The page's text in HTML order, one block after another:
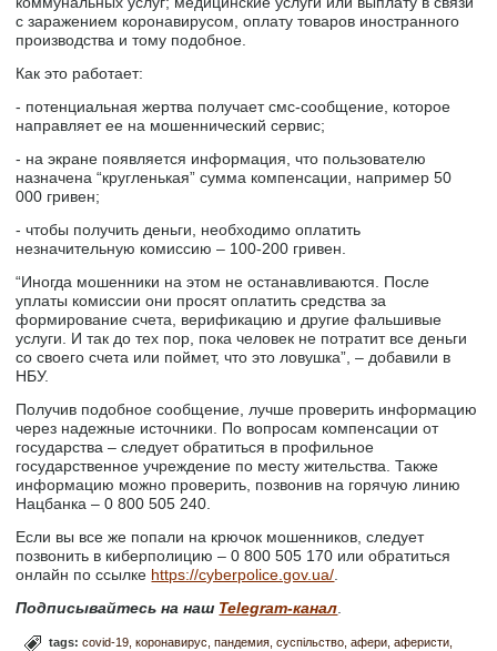
с заражением коронавирусом, оплату товаров иностранного
производства и тому подобное.
Как это работает:
- потенциальная жертва получает смс-сообщение, которое
направляет ее на мошеннический сервис;
- на экране появляется информация, что пользователю
назначена “кругленькая” сумма компенсации, например 50
000 гривен;
- чтобы получить деньги, необходимо оплатить
незначительную комиссию – 100-200 гривен.
“Иногда мошенники на этом не останавливаются. После
уплаты комиссии они просят оплатить средства за
формирование счета, верификацию и другие фальшивые
услуги. И так до тех пор, пока человек не потратит все деньги
со своего счета или поймет, что это ловушка”, – добавили в
НБУ.
Получив подобное сообщение, лучше проверить информацию
через надежные источники. По вопросам компенсации от
государства – следует обратиться в профильное
государственное учреждение по месту жительства. Также
информацию можно проверить, позвонив на горячую линию
Нацбанка – 0 800 505 240.
Если вы все же попали на крючок мошенников, следует
позвонить в киберполицию – 0 800 505 170 или обратиться
онлайн по ссылке https://cyberpolice.gov.ua/
Подписывайтесь на наш Telegram-канал
tags:covid-19 коронавирус пандемия суспільство афери аферисти